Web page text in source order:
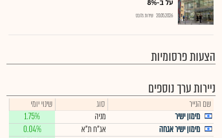
על ב-8%
20.05.2026 שירות גלובס
הצעות פרסומיות
ניירות ערך נוספים
שם הנייר סוג
שינוי יומי
מימון ישיר
מניה
1.75%
מימון ישיר אגחה
אג"ח ת"א
0.04%